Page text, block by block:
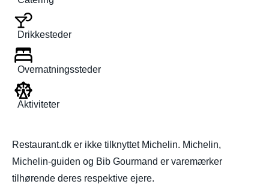
Drikkesteder
Overnatningssteder
Aktiviteter
Restaurant.dk er ikke tilknyttet Michelin. Michelin,
Michelin-guiden og Bib Gourmand er varemærker
tilhørende deres respektive ejere.